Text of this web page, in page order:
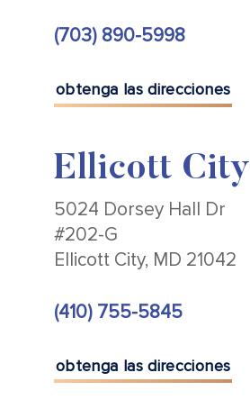
(703) 890-5998
obtenga las direcciones
Ellicott City
5024 Dorsey Hall Dr
#202-G
Ellicott City, MD 21042
(410) 755-5845
obtenga las direcciones